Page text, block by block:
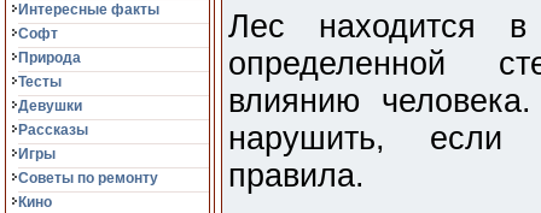
Интересные факты
Софт
Природа
Тесты
Девушки
Рассказы
Игры
Советы по ремонту
Кино
Лес находится
определенной
влиянию
нарушить, если
правила.